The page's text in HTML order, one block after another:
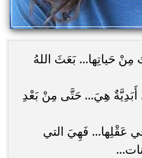
حَياتِها... بَعَثَ اللهُ
أَبَدِيَّةٌ هِيَ... حَتَّى مِنْ بَعْدِ
عَقْلِها... فَهِيَ التي